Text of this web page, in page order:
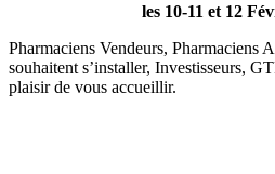
les 10-11 et 12
Pharmaciens Vendeurs, Pharmaciens
souhaitent s’installer, Investisseurs,
plaisir de vous accueillir.